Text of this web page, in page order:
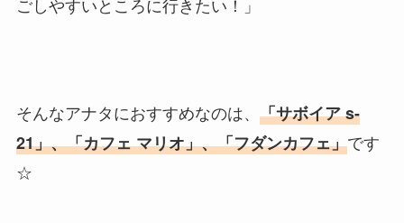
ごしやすいところに行きたい！」
そんなアナタにおすすめなのは、 「サボイア s-
21」、「カフェ マリオ」、「フダンカフェ」です
☆